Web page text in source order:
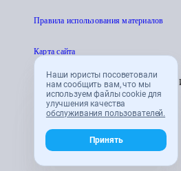
Наши юристы посоветовали
нам сообщить вам, что мы
используем файлы cookie для
улучшения качества
обслуживания пользователей.
Принять
Правила использования материалов
Карта сайта
© 1995 - 2026 «ЦЕНТР
CENTRATTEK.RU